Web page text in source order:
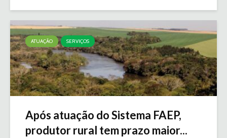
ATUAÇÃO SERVIÇOS
Após atuação do Sistema FAEP,
produtor rural tem prazo maior...